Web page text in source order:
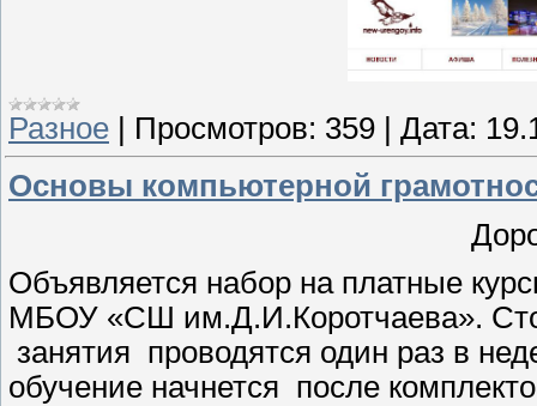
Разное Просмотров: 359 Дата:
Основы компьютерной
Объявляется набор на платные
МБОУ «СШ им.Д.И.Коротчаева».
занятия проводятся один раз в
обучение начнется после